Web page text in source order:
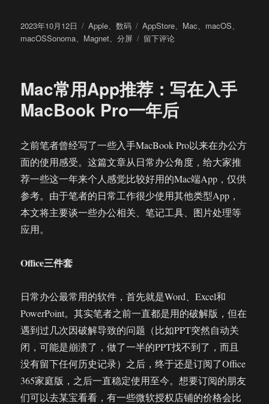
发
布
2023年10月12日
分
类
Apple、数码
标
签
AppStore、 Mac、 macOS、
macOSSonoma、 Magnet、分屏
于
App
推
荐：
分
屏
工
具
Magnet
留下评论
Mac常用App推荐：写在入手
MacBook Pro一年后
之前笔者曾经写了一些入手MacBook Pro以来在办公方
面的使用感受。这篇文章从日常办公角度，给大家推
荐一些这一年来个人感觉比较好用的Mac端App，仅供
参考。由于笔者的日常工作很少使用其他类型App，
本文将主要谈一些办公相关、笔记工具、图片处理等
应用。
Office三件套
日常办公最常用的软件，首先就是Word、Excel和
PowerPoint。其实笔者之前一直都是用的破解版，但在
遇到过几次因破解导致的问题（比如PPT突然自动关
闭，可能是崩溃了，做了一半的PPT找不到了，而且
没有留下任何历史记录）之后，终于还是订阅了Office
365家庭版，之后一直稳定使用至今。想要订阅的朋友
们可以去某宝看看，有一些微软授权店铺的价格会比